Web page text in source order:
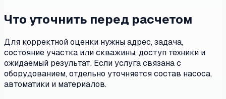
Что уточнить перед расчетом
Для корректной оценки нужны адрес, задача,
состояние участка или скважины, доступ техники и
ожидаемый результат. Если услуга связана с
оборудованием, отдельно уточняется состав насоса,
автоматики и материалов.